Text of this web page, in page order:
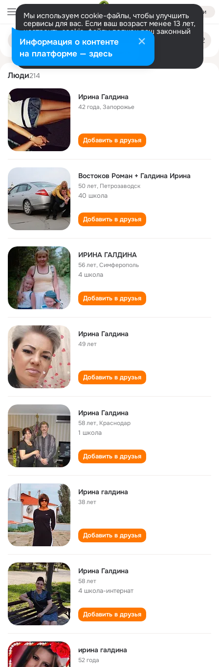
Войти
Мы используем cookie-файлы, чтобы улучшить
сервисы для вас. Если ваш возраст менее 13 лет,
настроить cookie-файлы должен ваш законный
представитель. Больше информации
Разрешить все Настроить
Поиск
людям
irina galdina
Люди214
Ирина Галдина
42 года,Запорожье
Добавить в друзья
Востоков Роман + Галдина Ирина
50 лет, Петрозаводск
40 школа
Добавить в друзья
ИРИНА ГАЛДИНА
56 лет,Симферополь
4 школа
Добавить в друзья
Ирина Галдина
49 лет
Добавить в друзья
Ирина Галдина
58 лет, Краснодар
1 школа
Добавить в друзья
Ирина галдина
38 лет
Добавить в друзья
Ирина Галдина
58 лет
4 школа-интернат
Добавить в друзья
ирина галдина
52 года
Информация о контенте
на платформе — здесь